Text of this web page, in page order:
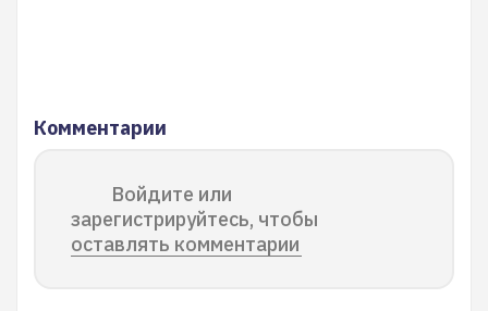
Комментарии
Войдите или
зарегистрируйтесь, чтобы
оставлять комментарии